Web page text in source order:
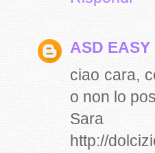
ASD EASY
ciao cara,
o non lo
Sara
http://